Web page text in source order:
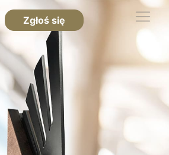
Zgłoś się